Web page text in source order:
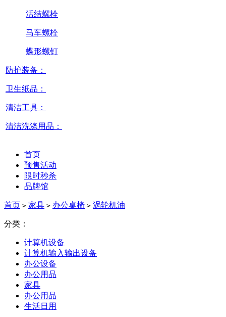
活结螺栓
马车螺栓
蝶形螺钉
防护装备：
卫生纸品：
清洁工具：
清洁洗涤用品：
首页
预售活动
限时秒杀
品牌馆
首页 > 家具 > 办公桌椅 > 涡轮机油
分类：
计算机设备
计算机输入输出设备
办公设备
办公用品
家具
办公用品
生活日用